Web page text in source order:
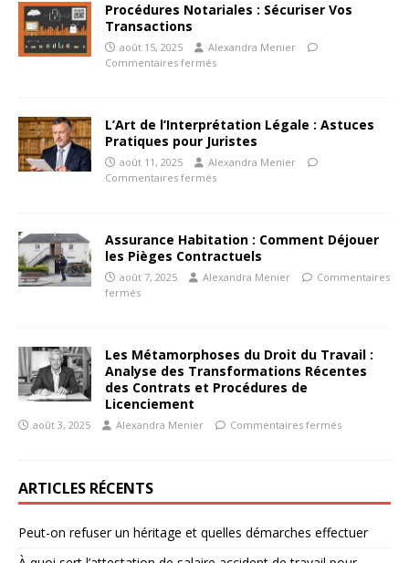
Procédures Notariales : Sécuriser Vos
Transactions
août 15, 2025
Alexandra Menier
Commentaires fermés
L’Art de l’Interprétation Légale : Astuces
Pratiques pour Juristes
août 11, 2025
Alexandra Menier
Commentaires fermés
Assurance Habitation : Comment Déjouer
les Pièges Contractuels
août 7, 2025 Alexandra Menier
Commentaires
fermés
Les Métamorphoses du Droit du Travail :
Analyse des Transformations Récentes
des Contrats et Procédures de
Licenciement
août 3, 2025 Alexandra Menier Commentaires fermés
ARTICLES RÉCENTS
Peut-on refuser un héritage et quelles démarches effectuer